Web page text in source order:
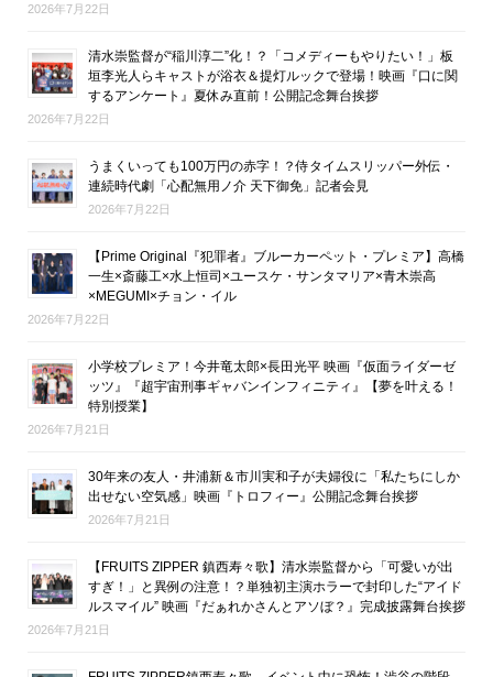
2026年7月22日
清水崇監督が“稲川淳二”化！？「コメディーもやりたい！」板
垣李光人らキャストが浴衣＆提灯ルックで登場！映画『口に関
するアンケート』夏休み直前！公開記念舞台挨拶
2026年7月22日
うまくいっても100万円の赤字！？侍タイムスリッパー外伝・
連続時代劇「心配無用ノ介 天下御免」記者会見
2026年7月22日
【Prime Original『犯罪者』ブルーカーペット・プレミア】高橋
一生×斎藤工×水上恒司×ユースケ・サンタマリア×青木崇高
×MEGUMI×チョン・イル
2026年7月22日
小学校プレミア！今井竜太郎×長田光平 映画『仮面ライダーゼ
ッツ』『超宇宙刑事ギャバンインフィニティ』【夢を叶える！
特別授業】
2026年7月21日
30年来の友人・井浦新＆市川実和子が夫婦役に「私たちにしか
出せない空気感」映画『トロフィー』公開記念舞台挨拶
2026年7月21日
【FRUITS ZIPPER 鎮西寿々歌】清水崇監督から「可愛いが出
すぎ！」と異例の注意！？単独初主演ホラーで封印した“アイド
ルスマイル” 映画『だぁれかさんとアソぼ？』完成披露舞台挨拶
2026年7月21日